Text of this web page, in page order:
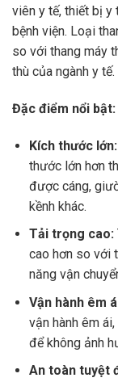
viên y tế, thiết bị y
bệnh viện. Loại
so với thang máy
thù của ngành y tế.
Đặc điểm nổi bật:
Kích thước lớn:
thước lớn hơn
được cáng,
kềnh khác.
Tải trọng cao:
cao hơn so với
năng vận
Vận hành êm
vận hành êm
để không ảnh
An toàn tuyệt